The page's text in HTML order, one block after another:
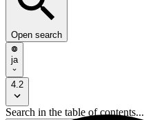
Open search
ja
4.2
Search in the table of contents...